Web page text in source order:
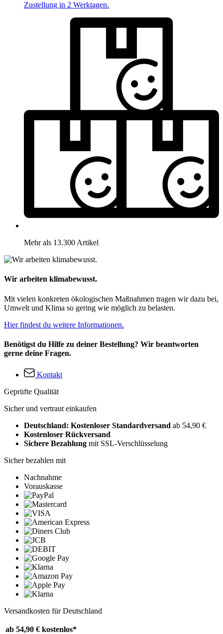
Zustellung in 2 Werktagen.
Mehr als 13.300 Artikel
Wir arbeiten klimabewusst.
Mit vielen konkreten ökologischen Maßnahmen tragen wir dazu bei,
Umwelt und Klima so gering wie möglich zu belasten.
Hier findest du weitere Informationen.
Benötigst du Hilfe zu deiner Bestellung? Wir beantworten
gerne deine Fragen.
Kontakt
Geprüfte Qualität
Sicher und vertraut einkaufen
Deutschland: Kostenloser Standardversand ab 54,90 €
Kostenloser Rückversand
Sichere Bezahlung mit SSL-Verschlüsselung
Sicher bezahlen mit
Nachnahme
Vorauskasse
Versandkosten für Deutschland
ab 54,90 € kostenlos*